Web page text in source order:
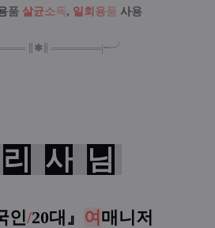
품 살균소독, 일 회 용품 사용
═══ ✱ ═══════|╾╯
리 사 님
인/20대 』 여 매니저